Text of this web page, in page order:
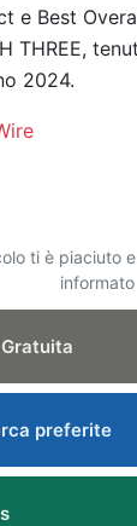
e Best
THREE,
2024.
ti è piaciuto
informato
preferite